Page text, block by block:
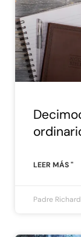
LEER MÁS "
Padre